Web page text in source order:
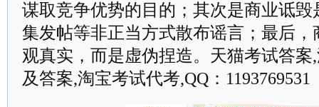
谋取竞争优势的目的；其次是商业诋毁
集发帖等非正当方式散布谣言；最后
观真实，而是虚伪捏造。天猫考试答
及答案,淘宝考试代考,QQ：1193769531